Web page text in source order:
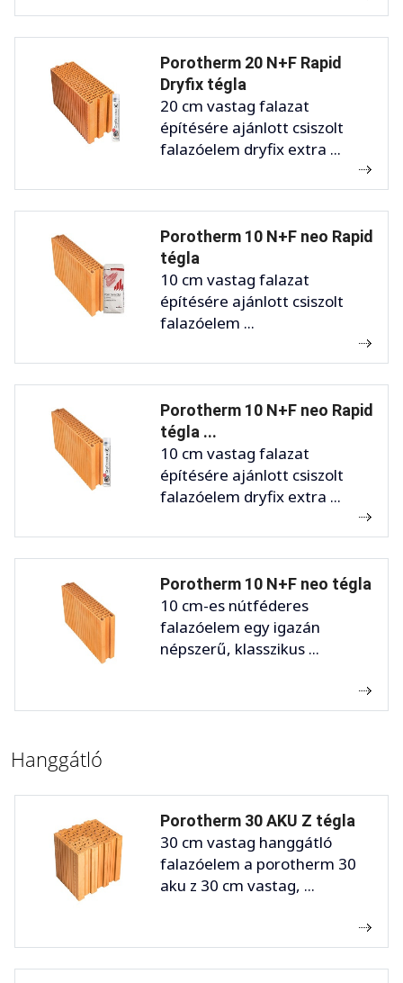
Porotherm 20 N+F Rapid
Dryfix tégla
20 cm vastag falazat
építésére ajánlott csiszolt
falazóelem dryfix extra ...
Porotherm 10 N+F neo Rapid
tégla
10 cm vastag falazat
építésére ajánlott csiszolt
falazóelem ...
Porotherm 10 N+F neo Rapid
tégla ...
10 cm vastag falazat
építésére ajánlott csiszolt
falazóelem dryfix extra ...
Porotherm 10 N+F neo tégla
10 cm-es nútféderes
falazóelem egy igazán
népszerű, klasszikus ...
Hanggátló
Porotherm 30 AKU Z tégla
30 cm vastag hanggátló
falazóelem a porotherm 30
aku z 30 cm vastag, ...